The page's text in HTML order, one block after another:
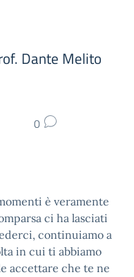
Dante Melito
0
è veramente
ci ha lasciati
continuiamo a
in cui ti abbiamo
accettare che te ne